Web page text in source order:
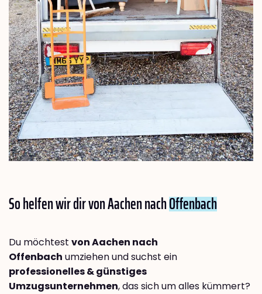
So helfen wir dir von Aachen nachOffenbach
Du möchtest von Aachen nach
Offenbach umziehen und suchst ein
professionelles & günstiges
Umzugsunternehmen, das sich um alles kümmert?